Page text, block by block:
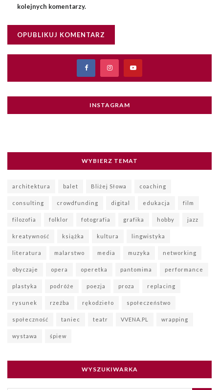
kolejnych komentarzy.
INSTAGRAM
WYBIERZ TEMAT
architektura balet Bliżej Słowa coaching
consulting crowdfunding digital edukacja film
filozofia folklor fotografia grafika hobby jazz
kreatywność książka kultura lingwistyka
literatura malarstwo media muzyka networking
obyczaje opera operetka pantomima performance
plastyka podróże poezja proza replacing
rysunek rzeźba rękodzieło społeczeństwo
społeczność taniec teatr VVENA.PL wrapping
wystawa śpiew
WYSZUKIWARKA